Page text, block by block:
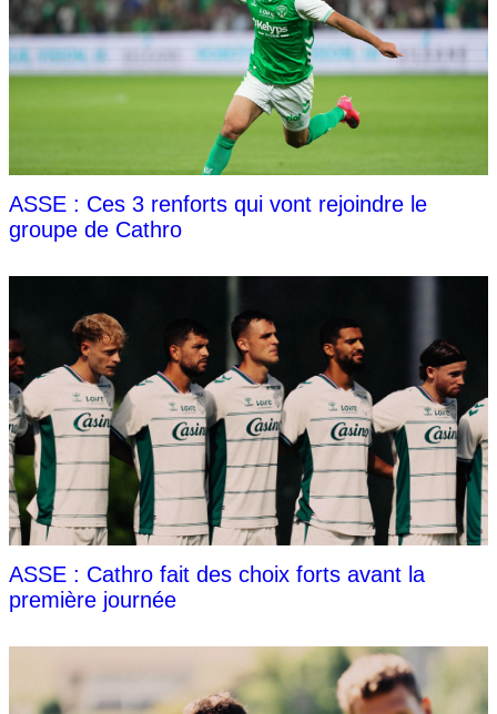
ASSE : Ces 3 renforts qui vont rejoindre le
groupe de Cathro
ASSE : Cathro fait des choix forts avant la
première journée